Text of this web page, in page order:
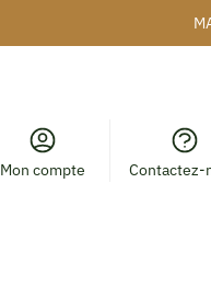
Mon compte Contactez-